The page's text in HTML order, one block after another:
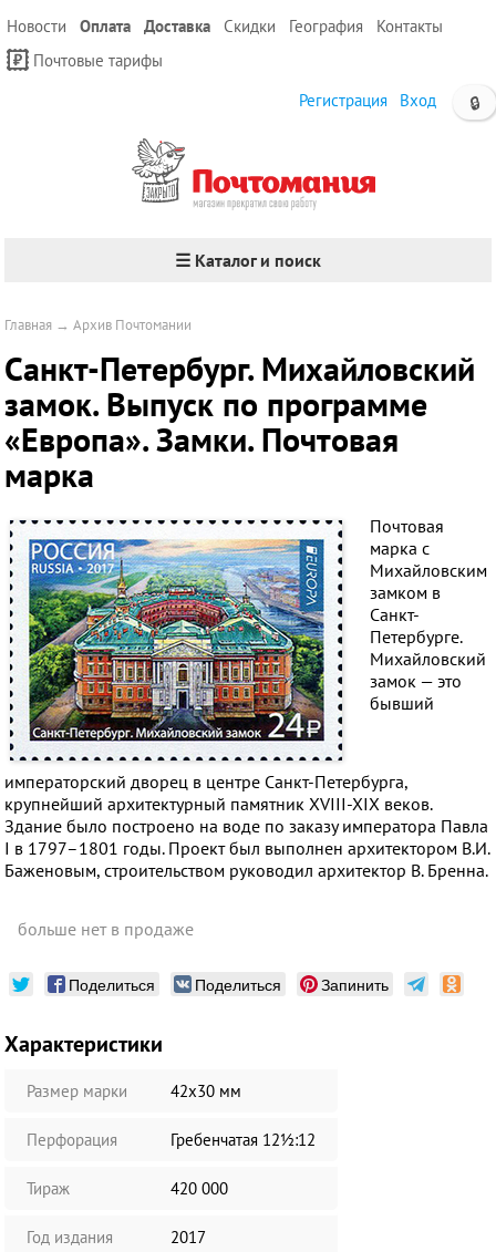
Новости Оплата Доставка Скидки География
Контакты
Почтовые тарифы
🔒
Регистрация Вход
☰ Каталог и поиск
Главная →Архив Почтомании
Санкт-Петербург. Михайловский
замок. Выпуск по программе
«Европа». Замки. Почтовая
марка
Почтовая
марка c
Михайловским
замком в
Санкт-
Петербурге.
Михайловский
замок — это
бывший
императорский дворец в центре Санкт-Петербурга,
крупнейший архитектурный памятник XVIII-XIX веков.
Здание было построено на воде по заказу императора Павла
I в 1797–1801 годы. Проект был выполнен архитектором В.И.
Баженовым, строительством руководил архитектор В. Бренна.
больше нет в продаже
Поделиться Поделиться Запинить
Характеристики
Размер марки 42х30 мм
Перфорация Гребенчатая 12½:12
Тираж 420 000
Год издания 2017